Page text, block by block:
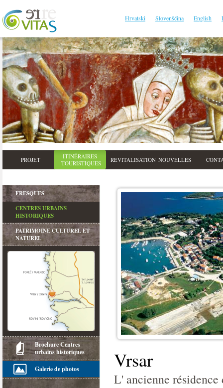
Hrvatski Slovenščina English
PROJET
ITINÉRAIRES
TOURISTIQUES
REVITALISATION NOUVELLES
FRESQUES
CENTRES URBAINS
HISTORIQUES
PATRIMOINE CULTUREL ET
NATUREL
Brochure Centres
urbains historiques
Galerie de photos
Vrsar
L' ancienne résidence